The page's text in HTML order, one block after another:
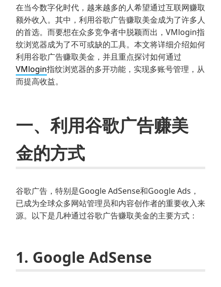
在当今数字化时代，越来越多的人希望通过互联网赚取
额外收入。其中，利用谷歌广告赚取美金成为了许多人
的首选。而要想在众多竞争者中脱颖而出，VMlogin指
纹浏览器成为了不可或缺的工具。本文将详细介绍如何
利用谷歌广告赚取美金，并且重点探讨如何通过
VMlogin指纹浏览器的多开功能，实现多账号管理，从
而提高收益。
一、利用谷歌广告赚美
金的方式
谷歌广告，特别是Google AdSense和Google Ads，
已成为全球众多网站管理员和内容创作者的重要收入来
源。以下是几种通过谷歌广告赚取美金的主要方式：
1. Google AdSense